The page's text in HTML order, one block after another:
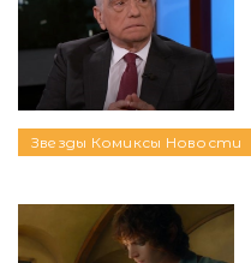
Звезды Комиксы Новости